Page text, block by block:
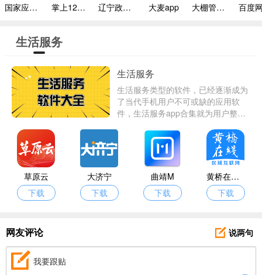
国家应急广播app 掌上12333 辽宁政务服务app 大麦app 大棚管家app
生活服务
生活服务
生活服务类型的软件，已经逐渐成为
了当代手机用户不可或缺的应用软
件，生活服务app合集就为用户整理
盖了用户的衣食住行等多个层面，可
以满足不同年龄段用户的需求，想要
体验更智能化的信息生活，就快来下
草原云
下载
大济宁
下载
曲靖M
下载
黄桥在线招工
下载
网友评论 说两句
我要跟贴